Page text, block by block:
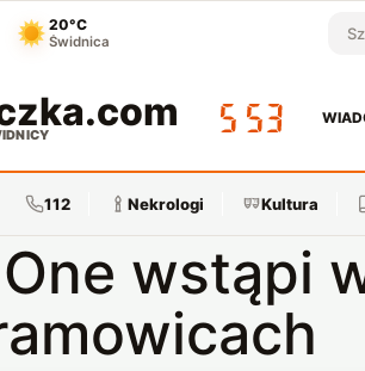
20°C
Świdnica
.com 05:53
112 Nekrologi Kultura
wstąpi